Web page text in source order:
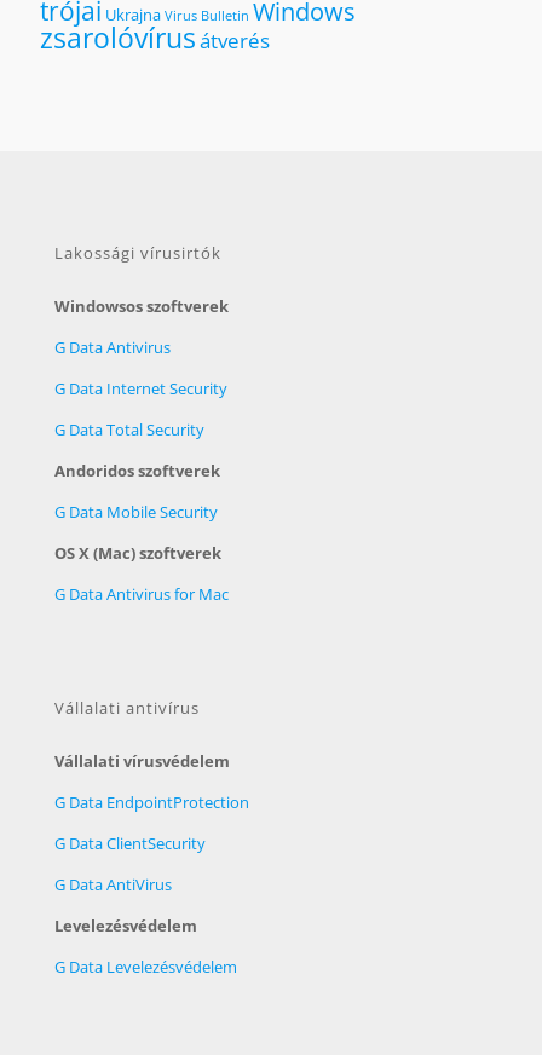
trójai Ukrajna Virus Bulletin Windows
zsarolóvírusátverés
Lakossági vírusirtók
Windowsos szoftverek
G Data Antivirus
G Data Internet Security
G Data Total Security
Andoridos szoftverek
G Data Mobile Security
OS X (Mac) szoftverek
G Data Antivirus for Mac
Vállalati antivírus
Vállalati vírusvédelem
G Data EndpointProtection
G Data ClientSecurity
G Data AntiVirus
Levelezésvédelem
G Data Levelezésvédelem